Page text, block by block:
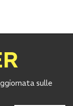
sulle